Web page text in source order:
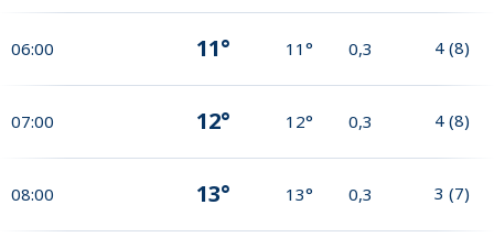
06:00 11° 11° 0,3 4 (8)
07:00 12° 12° 0,3 4 (8)
08:00 13° 13° 0,3 3 (7)